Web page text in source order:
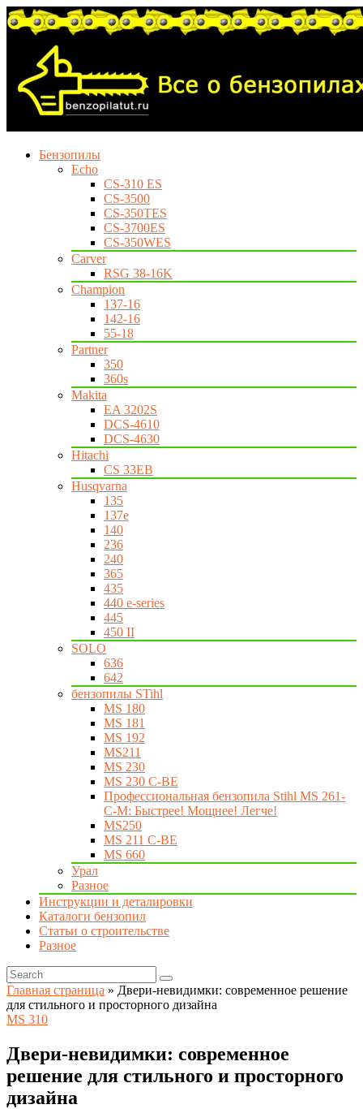
Бензопилы
Echo
CS-310 ES
CS-3500
CS-350TES
CS-3700ES
CS-350WES
Carver
RSG 38-16K
Champion
137-16
142-16
55-18
Partner
350
360s
Makita
EA 3202S
DCS-4610
DCS-4630
Hitachi
CS 33EB
Husqvarna
135
137e
140
236
240
365
435
440 e-series
445
450 II
SOLO
636
642
бензопилы STihl
MS 180
MS 181
MS 192
MS211
MS 230
MS 230 C-BE
Профессиональная бензопила Stihl MS 261-
C-M: Быстрее! Мощнее! Легче!
MS250
MS 211 C-BE
MS 660
Урал
Разное
Инструкции и деталировки
Каталоги бензопил
Статьи о строительстве
Разное
Главная страница » Двери-невидимки: современное решение
для стильного и просторного дизайна
MS 310
Двери-невидимки: современное
решение для стильного и просторного
дизайна